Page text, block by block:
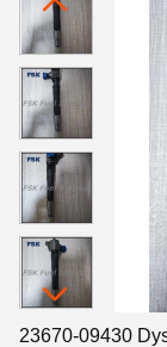
Revo 2.4L 2GD
23670-09430